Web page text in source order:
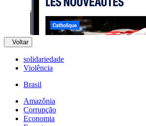
Voltar
solidariedade
Violência
Brasil
Amazônia
Corrupção
Economia